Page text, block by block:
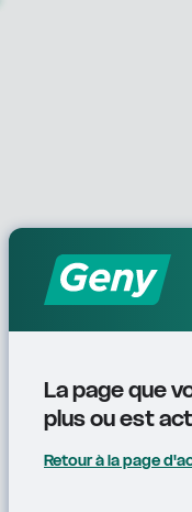
La page que
plus ou est
Retour à la page